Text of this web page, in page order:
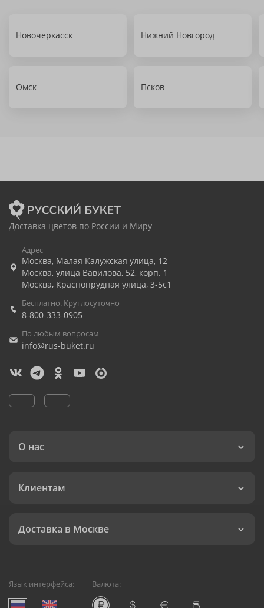
Новочеркасск Нижний Новгород
Омск Псков
Доставка цветов по России и Миру
Адрес
Москва, Малая Калужская улица, 12
Москва, улица Вавилова, 52, корп. 1
Москва, Краснопрудная улица, 3-5с1
Бесплатно. Круглосуточно
8-800-333-0905
По любым вопросам
info@rus-buket.ru
О нас
Клиентам
Доставка в Москве
Язык интерфейса: Валюта: